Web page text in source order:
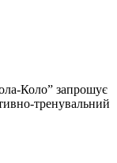
Коло” запрошує
тренувальний